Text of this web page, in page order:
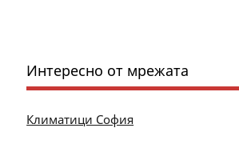
Интересно от мрежата
Климатици София